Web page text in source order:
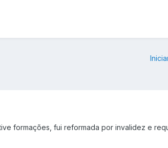
formações, fui reformada por invalidez e